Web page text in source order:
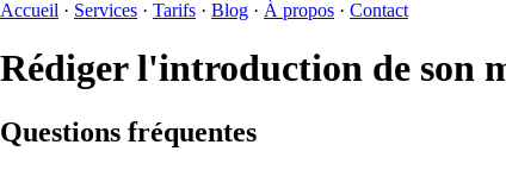
Accueil · Services · Tarifs · Blog · À propos · Contact
Rédiger l'introduction de son
Questions fréquentes